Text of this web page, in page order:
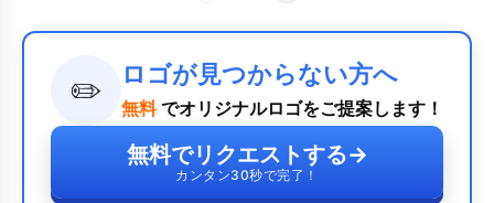
✏️ ロゴが見つからない方へ
無料 でオリジナルロゴをご提案します！
無料でリクエストする→
カンタン30秒で完了！